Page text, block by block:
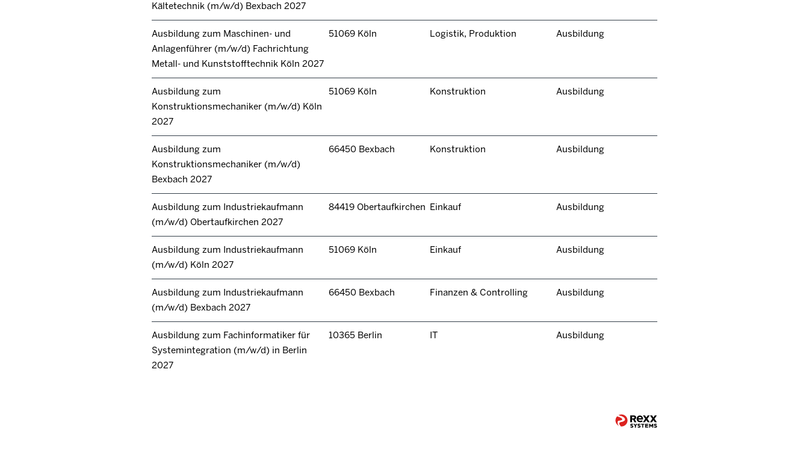
Kältetechnik (m/w/d) Bexbach 2027
Ausbildung zum Maschinen- und
Anlagenführer (m/w/d) Fachrichtung
Metall- und Kunststofftechnik Köln 2027
51069 Köln Logistik, Produktion Ausbildung
Ausbildung zum
Konstruktionsmechaniker (m/w/d) Köln
2027
51069 Köln Konstruktion Ausbildung
Ausbildung zum
Konstruktionsmechaniker (m/w/d)
Bexbach 2027
66450 Bexbach Konstruktion Ausbildung
Ausbildung zum Industriekaufmann
(m/w/d) Obertaufkirchen 2027
84419 Obertaufkirchen Einkauf Ausbildung
Ausbildung zum Industriekaufmann
(m/w/d) Köln 2027
51069 Köln Einkauf Ausbildung
Ausbildung zum Industriekaufmann
(m/w/d) Bexbach 2027
66450 Bexbach Finanzen & Controlling Ausbildung
Ausbildung zum Fachinformatiker für
Systemintegration (m/w/d) in Berlin
2027
10365 Berlin IT Ausbildung